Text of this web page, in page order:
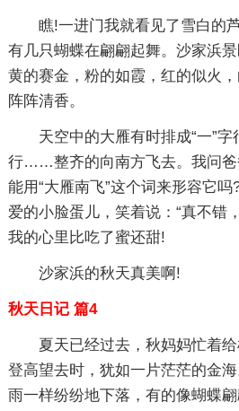
瞧!一进门我就看见了雪白的
有几只蝴蝶在翩翩起舞。沙家浜
黄的赛金，粉的如霞，红的似火
阵阵清香。
天空中的大雁有时排成“一”字
行……整齐的向南方飞去。我问爸
能用“大雁南飞”这个词来形容它
爱的小脸蛋儿，笑着说：“真不错
我的心里比吃了蜜还甜!
沙家浜的秋天真美啊!
秋天日记 篇4
夏天已经过去，秋妈妈忙着给
登高望去时，犹如一片茫茫的金
雨一样纷纷地下落，有的像蝴蝶